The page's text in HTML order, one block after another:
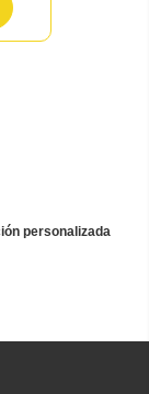
personalizada